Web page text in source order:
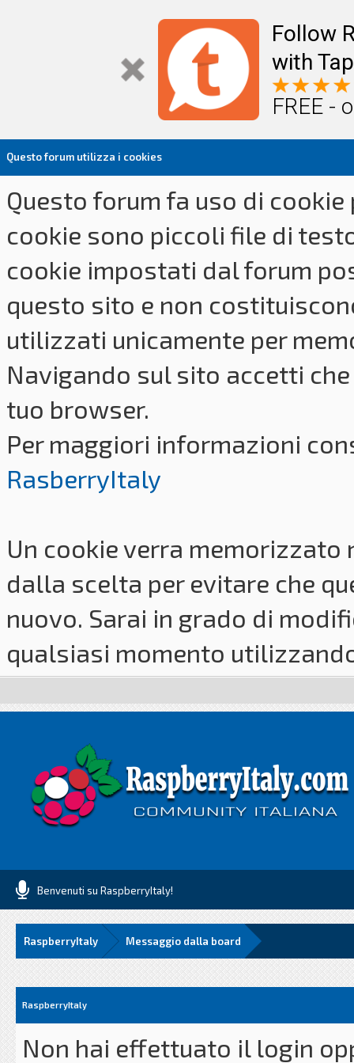
Follow
with
FREE -
Questo forum utilizza i cookies
Questo forum fa uso di
cookie sono piccoli file di
cookie impostati dal forum
questo sito e non
utilizzati unicamente per
Navigando sul sito accetti
tuo browser.
Per maggiori informazioni
RasberryItaly
Un cookie verra
dalla scelta per evitare che
nuovo. Sarai in grado di
qualsiasi momento
Benvenuti su RaspberryItaly!
RaspberryItaly Messaggio dalla board
RaspberryItaly
Non hai effettuato il login